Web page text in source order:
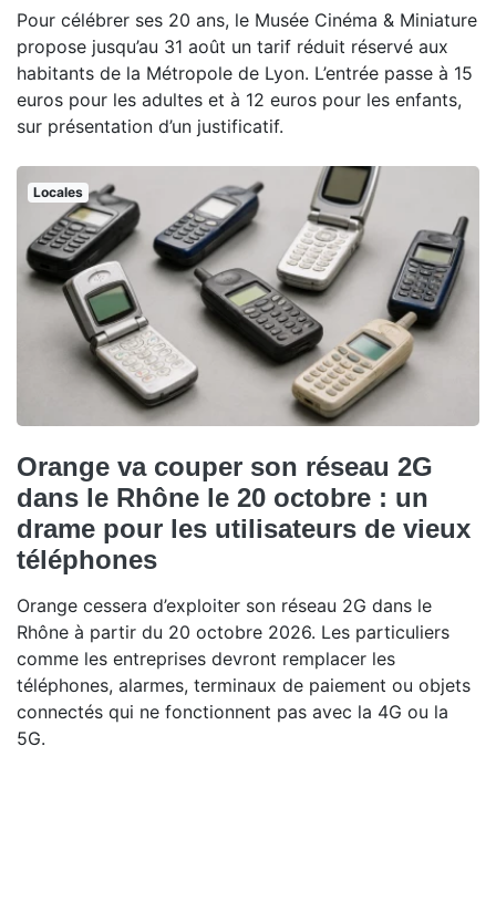
Pour célébrer ses 20 ans, le Musée Cinéma & Miniature
propose jusqu’au 31 août un tarif réduit réservé aux
habitants de la Métropole de Lyon. L’entrée passe à 15
euros pour les adultes et à 12 euros pour les enfants,
sur présentation d’un justificatif.
Locales
Orange va couper son réseau 2G
dans le Rhône le 20 octobre : un
drame pour les utilisateurs de vieux
téléphones
Orange cessera d’exploiter son réseau 2G dans le
Rhône à partir du 20 octobre 2026. Les particuliers
comme les entreprises devront remplacer les
téléphones, alarmes, terminaux de paiement ou objets
connectés qui ne fonctionnent pas avec la 4G ou la
5G.